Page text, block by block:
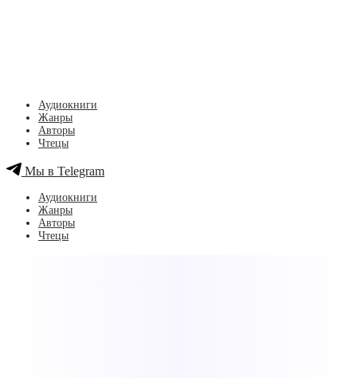
Аудиокниги
Жанры
Авторы
Чтецы
Мы в Telegram
Аудиокниги
Жанры
Авторы
Чтецы